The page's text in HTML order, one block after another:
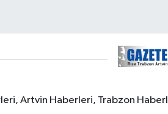
Artvin Haberleri, Trabzon